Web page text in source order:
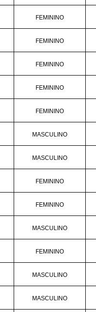
FEMININO
FEMININO
FEMININO
FEMININO
FEMININO
MASCULINO
MASCULINO
FEMININO
FEMININO
MASCULINO
FEMININO
MASCULINO
MASCULINO